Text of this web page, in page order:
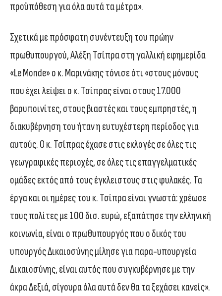
προϋπόθεση για όλα αυτά τα μέτρα».
Σχετικά με πρόσφατη συνέντευξη του πρώην
πρωθυπουργού, Αλέξη Τσίπρα στη γαλλική εφημερίδα
«Le Monde» ο κ. Μαρινάκης τόνισε ότι «στους μόνους
που έχει λείψει ο κ. Τσίπρας είναι στους 17.000
βαρυποινίτες, στους βιαστές και τους εμπρηστές, η
διακυβέρνηση του ήταν η ευτυχέστερη περίοδος για
αυτούς. Ο κ. Τσίπρας έχασε στις εκλογές σε όλες τις
γεωγραφικές περιοχές, σε όλες τις επαγγελματικές
ομάδες εκτός από τους έγκλειστους στις φυλακές. Τα
έργα και οι ημέρες του κ. Τσίπρα είναι γνωστά: χρέωσε
τους πολίτες με 100 δισ. ευρώ, εξαπάτησε την ελληνική
κοινωνία, είναι ο πρωθυπουργός που ο δικός του
υπουργός Δικαιοσύνης μίλησε για παρα-υπουργεία
Δικαιοσύνης, είναι αυτός που συγκυβέρνησε με την
άκρα Δεξιά, σίγουρα όλα αυτά δεν θα τα ξεχάσει κανείς».